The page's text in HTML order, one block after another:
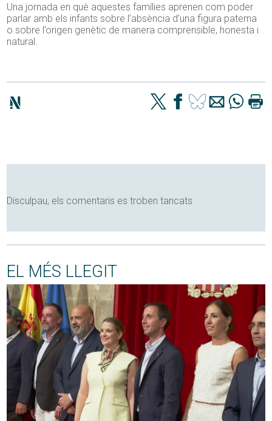
Una jornada en què aquestes famílies aprenen com poder
parlar amb els infants sobre l’absència d’una figura paterna
o sobre l’origen genètic de manera comprensible, honesta i
natural.
Disculpau, els comentaris es troben tancats
EL MÉS LLEGIT